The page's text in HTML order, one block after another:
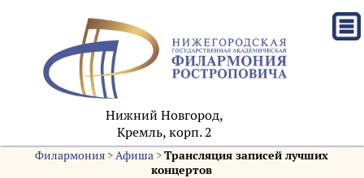
Нижний Новгород,
Кремль, корп. 2
Филармония >Афиша >Трансляция записей лучших
концертов